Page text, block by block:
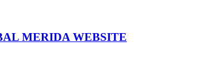
MERIDA WEBSITE